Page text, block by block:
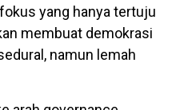
yang hanya tertuju
membuat demokrasi
namun lemah